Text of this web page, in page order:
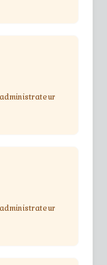
administrateur
administrateur